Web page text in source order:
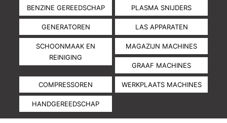
BENZINE GEREEDSCHAP PLASMA SNIJDERS
GENERATOREN LAS APPARATEN
SCHOONMAAK EN
REINIGING
MAGAZIJN MACHINES
GRAAF MACHINES
COMPRESSOREN WERKPLAATS MACHINES
HANDGEREEDSCHAP